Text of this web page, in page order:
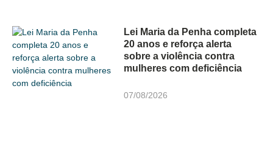
Lei Maria da Penha completa
20 anos e reforça alerta
sobre a violência contra
mulheres com deficiência
07/08/2026